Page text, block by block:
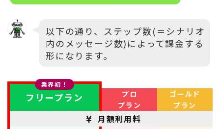
以下の通り、ステップ数(＝シナリオ
内のメッセージ数)によって課金する
形になります。
業界初！
フリープラン
プロ
プラン
ゴールド
プラン
月額利用料